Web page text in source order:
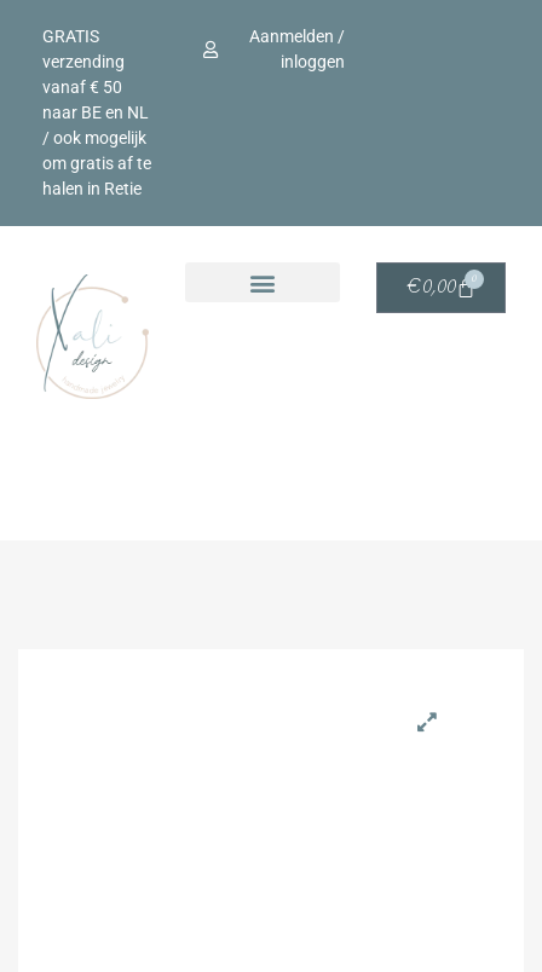
GRATIS
verzending
vanaf € 50
naar BE en NL
/ ook mogelijk
om gratis af te
halen in Retie
Aanmelden /
inloggen
€0,00 0